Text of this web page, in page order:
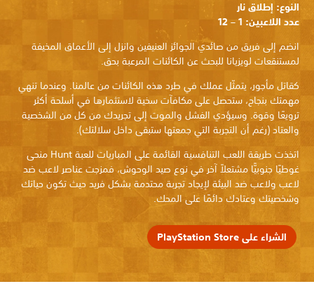
النوع: إطلاق نار
عدد اللاعبين: 1 – 12
انضم إلى فريق من صائدي الجوائز العنيفين وانزل إلى الأعماق المخيفة
لمستنقعات لويزيانا للبحث عن الكائنات المرعبة بحق.
كقاتل مأجور، يتمثّل عملك في طرد هذه الكائنات من عالمنا. وعندما تنهي
مهمتك بنجاح، ستحصل على مكافآت سخية لاستثمارها في أسلحة أكثر
ترويعًا وقوة. وسيؤدي الفشل والموت إلى تجريدك من كل من الشخصية
والعتاد (رغم أن التجربة التي جمعتها ستبقى داخل سلالتك).
اتخذت طريقة اللعب التنافسية القائمة على المباريات للعبة Hunt منحى
غوطيًا جنوبيًّا مشتعلاً آخر في نوع صيد الوحوش، فمزجت عناصر لاعب ضد
لاعب ولاعب ضد البيئة لإيجاد تجربة محتدمة بشكل فريد حيث تكون حياتك
وشخصيتك وعتادك دائمًا على المحك.
الشراء على PlayStation Store